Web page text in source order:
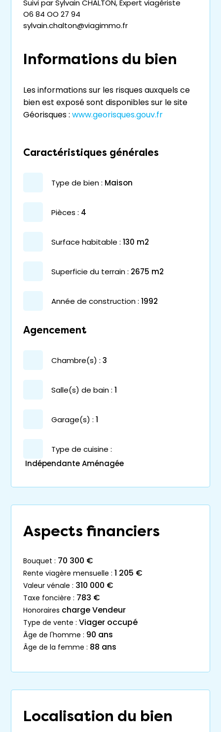
Suivi par Sylvain CHALTON, Expert viagériste
O6 84 OO 27 94
sylvain.chalton@viagimmo.fr
Informations du bien
Les informations sur les risques auxquels ce
bien est exposé sont disponibles sur le site
Géorisques : www.georisques.gouv.fr
Caractéristiques générales
type de bien : maison
pièces : 4
surface habitable : 130 m2
superficie du terrain : 2675 m2
année de construction : 1992
Agencement
chambre(s) : 3
salle(s) de bain : 1
garage(s) : 1
Type de cuisine :
Indépendante Aménagée
Aspects financiers
bouquet : 70 300 €
rente viagère mensuelle : 1 205 €
valeur vénale : 310 000 €
taxe foncière : 783 €
honoraires charge Vendeur
type de vente : Viager occupé
âge de l'homme : 90 ans
âge de la femme : 88 ans
Localisation du bien